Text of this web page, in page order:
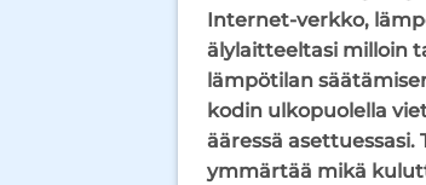
Internet-verkko,
älylaitteeltasi milloin
lämpötilan
kodin ulkopuolella
ääressä
ymmärtää mikä